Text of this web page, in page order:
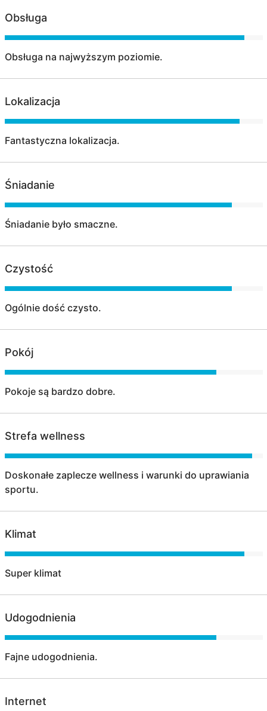
Obsługa
Obsługa na najwyższym poziomie.
Lokalizacja
Fantastyczna lokalizacja.
Śniadanie
Śniadanie było smaczne.
Czystość
Ogólnie dość czysto.
Pokój
Pokoje są bardzo dobre.
Strefa wellness
Doskonałe zaplecze wellness i warunki do uprawiania
sportu.
Klimat
Super klimat
Udogodnienia
Fajne udogodnienia.
Internet